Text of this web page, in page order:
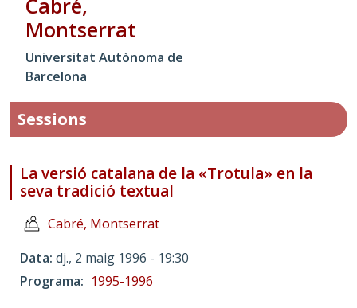
Cabré,
Montserrat
Universitat Autònoma de
Barcelona
Sessions
La versió catalana de la «Trotula» en la
seva tradició textual
Cabré, Montserrat
Data dj., 2 maig 1996 - 19:30
Programa
1995-1996